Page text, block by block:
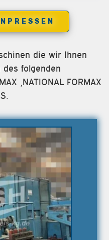
die wir Ihnen
folgenden
,NATIONAL FORMAX